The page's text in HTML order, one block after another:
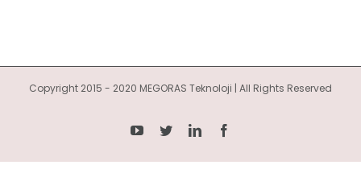
Copyright 2015 - 2020 MEGORAS Teknoloji | All Rights Reserved
YouTube
TwitterLinkedIn